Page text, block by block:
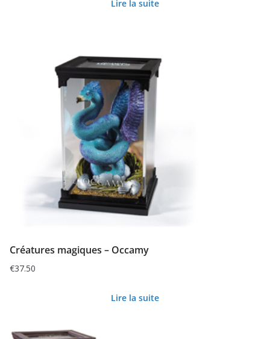
Lire la suite
Créatures magiques – Occamy
€37.50
Lire la suite